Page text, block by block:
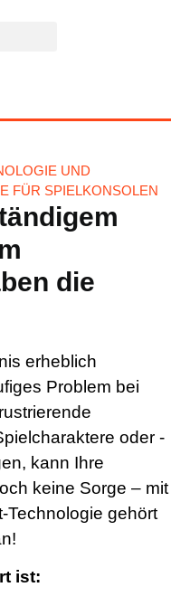
UND
FÜR SPIELKONSOLEN
die
erheblich
Problem bei
oder -
kann Ihre
keine Sorge – mit
Technologie gehört
ist: